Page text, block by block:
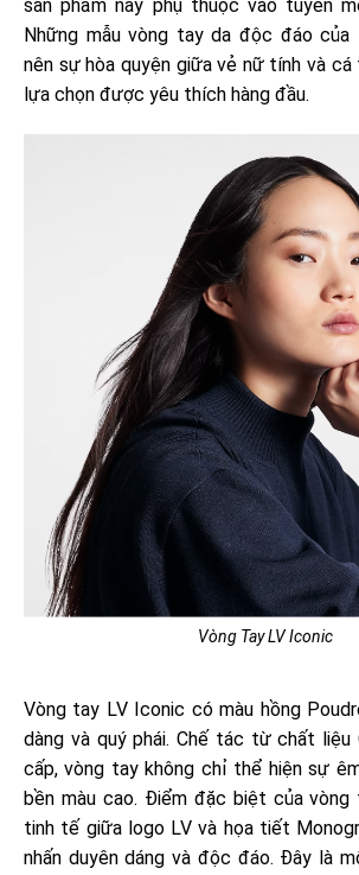
sản phẩm này phụ thuộc vào tuyến
Những mẫu vòng tay da độc đáo
nên sự hòa quyện giữa vẻ nữ tính và
lựa chọn được yêu thích hàng đầu.
Vòng Tay LV Iconic
Vòng tay LV Iconic có màu hồng
dàng và quý phái. Chế tác từ chất liệu
cấp, vòng tay không chỉ thể hiện sự
bền màu cao. Điểm đặc biệt của
tinh tế giữa logo LV và họa tiết
nhấn duyên dáng và độc đáo. Đây là